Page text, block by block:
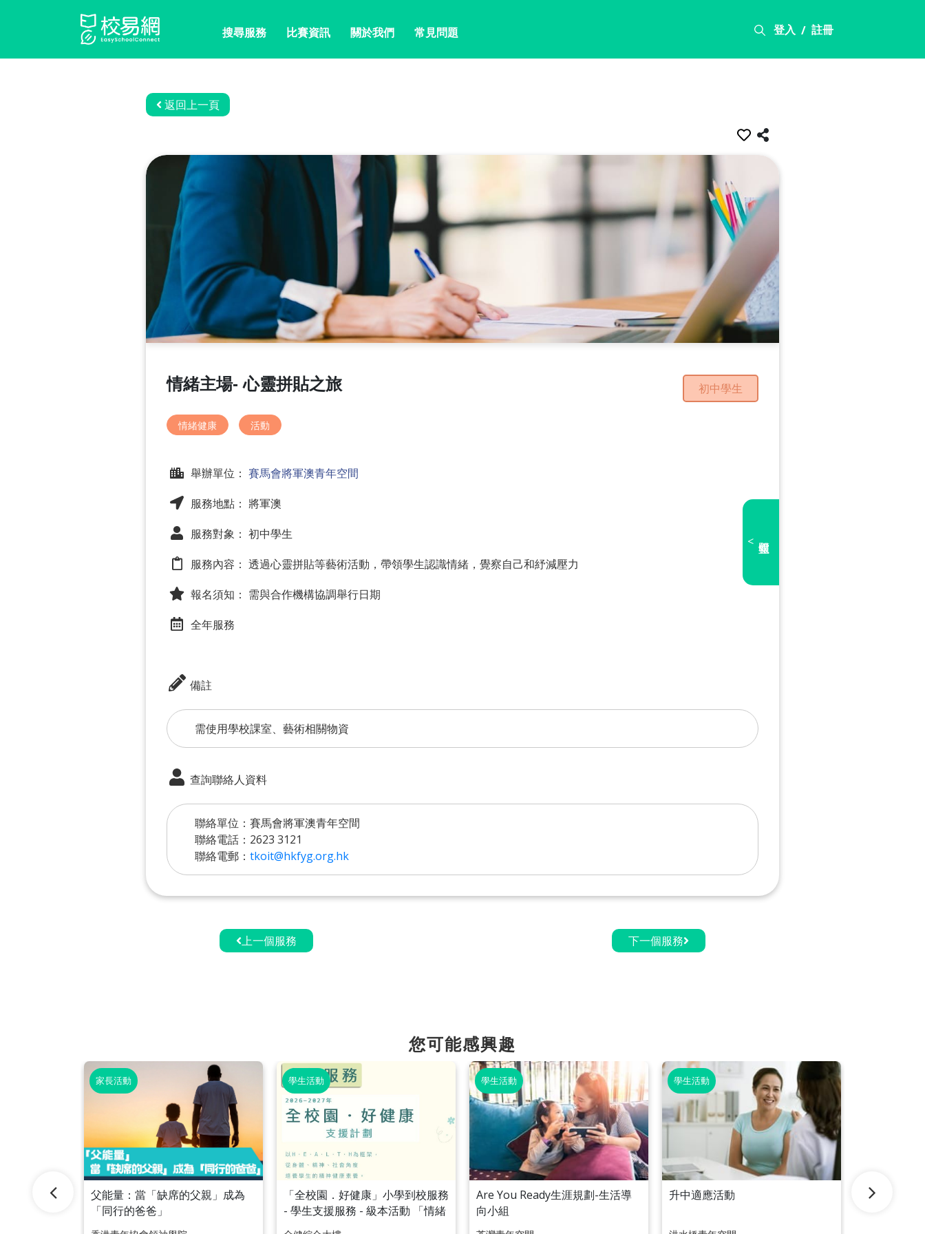
登入 / 註冊
搜尋服務 比賽資訊 關於我們 常見問題
返回上一頁
情緒主場- 心靈拼貼之旅 初中學生
情緒健康 活動
舉辦單位： 賽馬會將軍澳青年空間
服務地點： 將軍澳
服務對象： 初中學生
服務內容： 透過心靈拼貼等藝術活動，帶領學生認識情緒，覺察自己和紓減壓力
報名須知： 需與合作機構協調舉行日期
全年服務
備註
需使用學校課室、藝術相關物資
查詢聯絡人資料
聯絡單位：賽馬會將軍澳青年空間
聯絡電話：2623 3121
聯絡電郵： tkoit@hkfyg.org.hk
<
上一個服務 下一個服務
您可能感興趣
家長活動
父能量：當「缺席的父親」成為
「同行的爸爸」
學生活動
「全校園．好健康」小學到校服務
- 學生支援服務 - 級本活動 「情緒
探索體驗展覽」
學生活動
Are You Ready生涯規劃-生活導
向小組
學生活動
升中適應活動 新媒體教育